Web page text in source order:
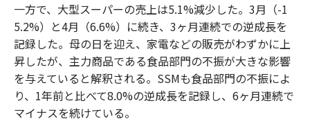
一方で、大型スーパーの売上は5.1%減少した。3月（-1
5.2%）と4月（6.6%）に続き、3ヶ月連続での逆成長を
記録した。母の日を迎え、家電などの販売がわずかに上
昇したが、主力商品である食品部門の不振が大きな影響
を与えていると解釈される。SSMも食品部門の不振によ
り、1年前と比べて8.0%の逆成長を記録し、6ヶ月連続で
マイナスを続けている。